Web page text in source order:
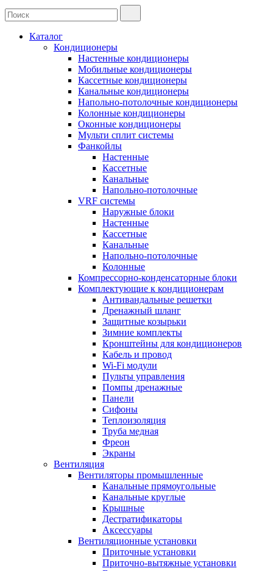
Каталог
Кондиционеры
Настенные кондиционеры
Мобильные кондиционеры
Кассетные кондиционеры
Канальные кондиционеры
Напольно-потолочные кондиционеры
Колонные кондиционеры
Оконные кондиционеры
Мульти сплит системы
Фанкойлы
Настенные
Кассетные
Канальные
Напольно-потолочные
VRF системы
Наружные блоки
Настенные
Кассетные
Канальные
Напольно-потолочные
Колонные
Компрессорно-конденсаторные блоки
Комплектующие к кондиционерам
Антивандальные решетки
Дренажный шланг
Защитные козырьки
Зимние комплекты
Кронштейны для кондиционеров
Кабель и провод
Wi-Fi модули
Пульты управления
Помпы дренажные
Панели
Сифоны
Теплоизоляция
Труба медная
Фреон
Экраны
Вентиляция
Вентиляторы промышленные
Канальные прямоугольные
Канальные круглые
Крышные
Дестратификаторы
Аксессуары
Вентиляционные установки
Приточные установки
Приточно-вытяжные установки